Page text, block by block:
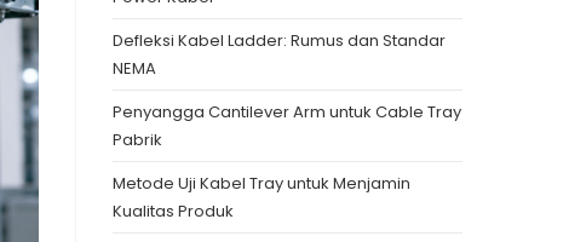
Defleksi Kabel Ladder: Rumus dan Standar
NEMA
Penyangga Cantilever Arm untuk Cable Tray
Pabrik
Metode Uji Kabel Tray untuk Menjamin
Kualitas Produk